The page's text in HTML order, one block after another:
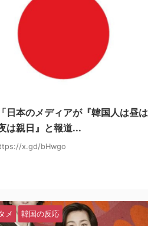
日本のメディアが『韓国人は昼は
は親日』と報道...
x.gd/bHwgo
メ 韓国の反応